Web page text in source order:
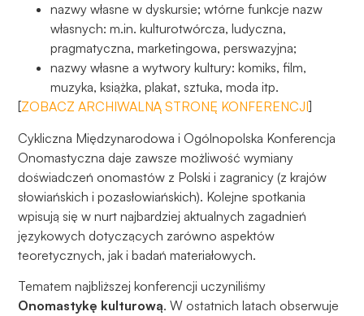
nazwy własne w dyskursie; wtórne funkcje nazw
własnych: m.in. kulturotwórcza, ludyczna,
pragmatyczna, marketingowa, perswazyjna;
nazwy własne a wytwory kultury: komiks, film,
muzyka, książka, plakat, sztuka, moda itp.
[ZOBACZ ARCHIWALNĄ STRONĘ KONFERENCJI]
Cykliczna Międzynarodowa i Ogólnopolska Konferencja
Onomastyczna daje zawsze możliwość wymiany
doświadczeń onomastów z Polski i zagranicy (z krajów
słowiańskich i pozasłowiańskich). Kolejne spotkania
wpisują się w nurt najbardziej aktualnych zagadnień
językowych dotyczących zarówno aspektów
teoretycznych, jak i badań materiałowych.
Tematem najbliższej konferencji uczyniliśmy
Onomastykę kulturową. W ostatnich latach obserwuje